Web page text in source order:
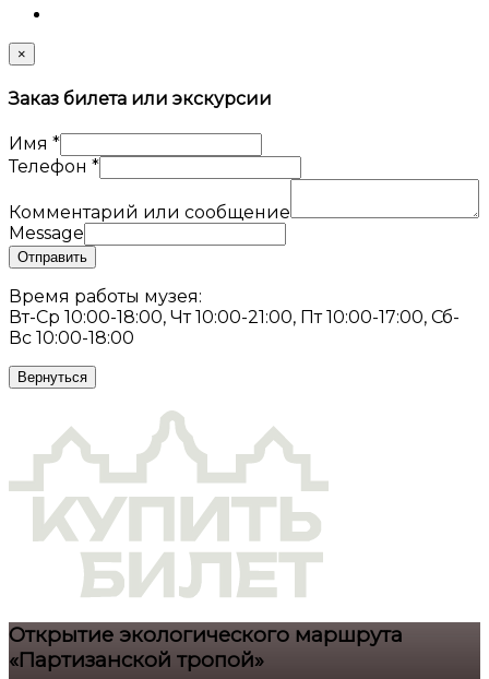
×
Заказ билета или экскурсии
Имя *
Телефон *
Комментарий или сообщение
Message
Отправить
Время работы музея:
Вт-Ср 10:00-18:00, Чт 10:00-21:00, Пт 10:00-17:00, Сб-
Вс 10:00-18:00
Вернуться
Открытие экологического маршрута
«Партизанской тропой»